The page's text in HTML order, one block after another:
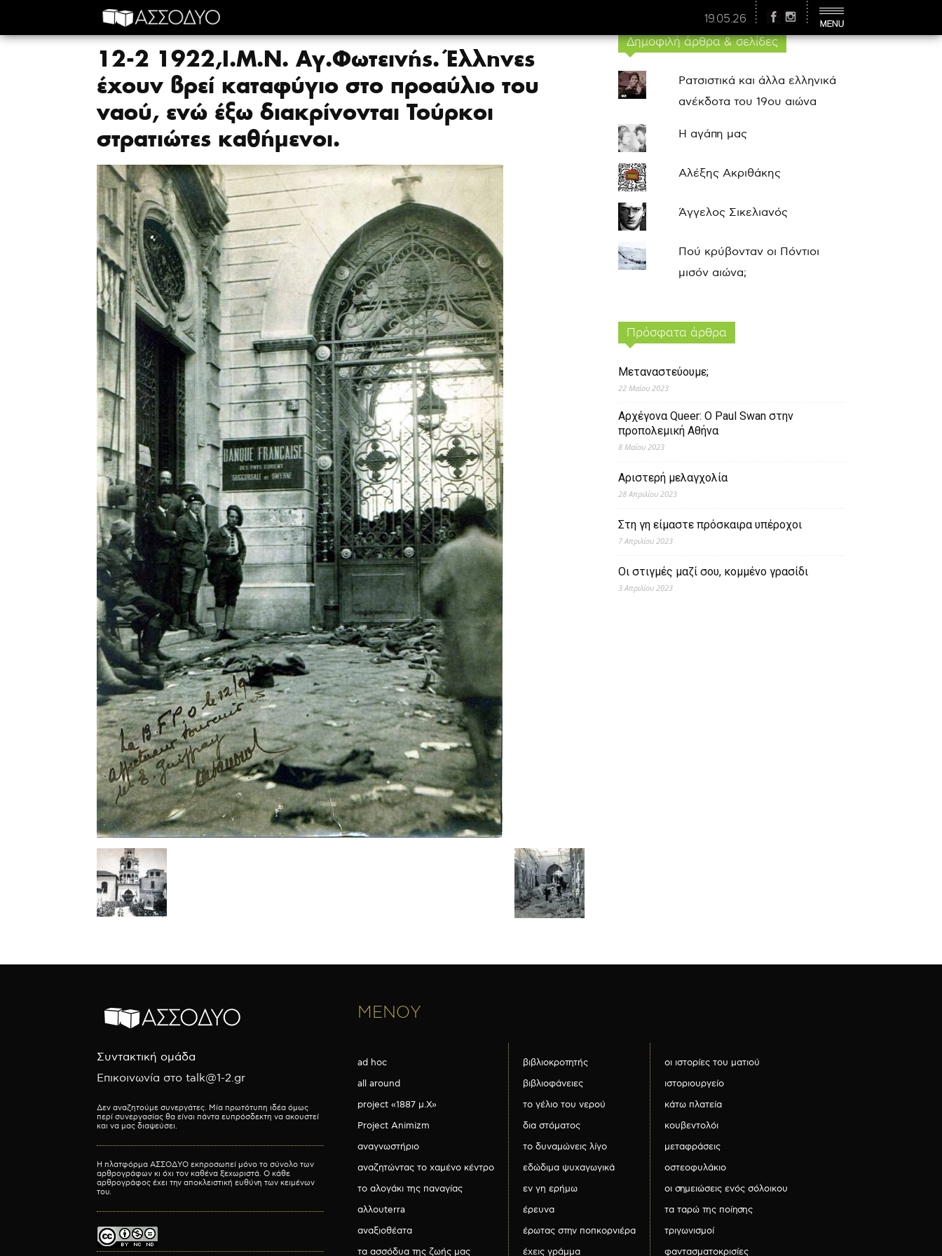
19.05.26
12-2 1922,Ι.Μ.Ν. Αγ.Φωτεινής. Έλληνες
έχουν βρεί καταφύγιο στο προαύλιο του
ναού, ενώ έξω διακρίνονται Τούρκοι
στρατιώτες καθήμενοι.
Δημοφιλή άρθρα & σελίδες
Ρατσιστικά και άλλα ελληνικά
ανέκδοτα του 19ου αιώνα
Η αγάπη μας
Αλέξης Ακριθάκης
Άγγελος Σικελιανός
Πού κρύβονταν οι Πόντιοι
μισόν αιώνα;
Πρόσφατα άρθρα
Μεταναστεύουμε;
22 Μαΐου 2023
Αρχέγονα Queer: O Paul Swan στην
προπολεμική Αθήνα
8 Μαΐου 2023
Αριστερή μελαγχολία
28 Απριλίου 2023
Στη γη είμαστε πρόσκαιρα υπέροχοι
7 Απριλίου 2023
Οι στιγμές μαζί σου, κομμένο γρασίδι
3 Απριλίου 2023
Συντακτική ομάδα
Επικοινωνία στο talk@1-2.gr
Δεν αναζητούμε συνεργάτες. Μία πρωτότυπη ιδέα όμως
περί συνεργασίας θα είναι πάντα ευπρόσδεκτη να ακουστεί
και να μας διαψεύσει.
Η πλατφόρμα ΑΣΣΟΔΥΟ εκπροσωπεί μόνο το σύνολο των
αρθρογράφων κι όχι τον καθένα ξεχωριστά. Ο κάθε
αρθρογράφος έχει την αποκλειστική ευθύνη των κειμένων
του.
ΜΕΝΟΥ
ad hoc
all around
project «1887 μ.Χ»
Project Animizm
αναγνωστήριο
αναζητώντας το χαμένο κέντρο
το αλογάκι της παναγίας
αλλουterra
αναξιοθέατα
τα ασσόδυα της ζωής μας
βιβλιοκροτητής
βιβλιοφάνειες
το γέλιο του νερού
δια στόματος
το δυναμώνεις λίγο
εδώδιμα ψυχαγωγικά
εν γη ερήμω
έρευνα
έρωτας στην ποπκορνιέρα
έχεις γράμμα
οι ιστορίες του ματιού
ιστοριουργείο
κάτω πλατεία
κουβεντολόι
μεταφράσεις
οστεοφυλάκιο
οι σημειώσεις ενός σόλοικου
τα ταρώ της ποίησης
τριγωνισμοί
φαντασματοκρισίες